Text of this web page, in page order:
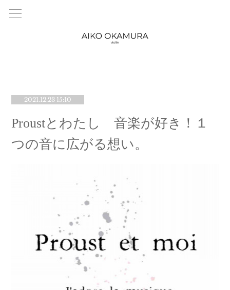
2021.12.23 15:10
Proustとわたし 音楽が好き！１
つの音に広がる想い。